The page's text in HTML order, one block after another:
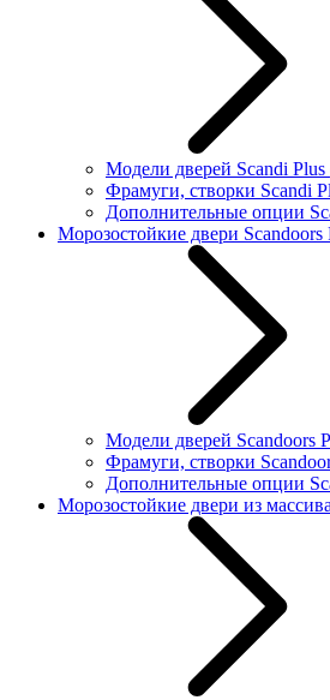
Модели дверей Scandi Plus
Фрамуги, створки Scandi
Дополнительные опции
Морозостойкие двери Scandoors
Модели дверей Scandoors
Фрамуги, створки
Дополнительные опции
Морозостойкие двери из